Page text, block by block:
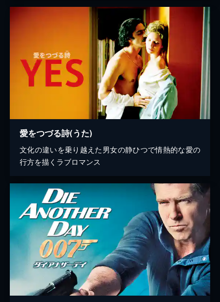
愛をつづる詩(うた)
文化の違いを乗り越えた男女の静ひつで情熱的な愛の
行方を描くラブロマンス